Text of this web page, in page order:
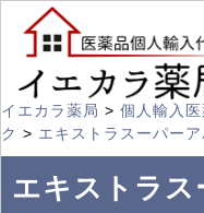
イエカラ薬局 > 個人輸入
ク > エキストラスーパー
エキストラ